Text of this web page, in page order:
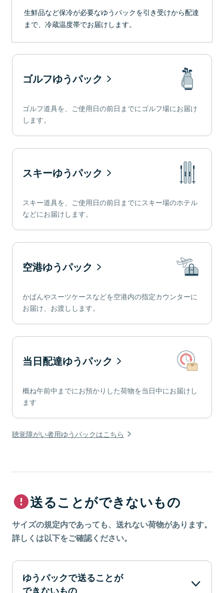
生鮮品など保冷が必要なゆうパックを引き受けから配達
まで、冷蔵温度帯でお届けします。
ゴルフゆうパック
ゴルフ道具を、ご使用日の前日までにゴルフ場にお届け
します。
スキーゆうパック
スキー道具を、ご使用日の前日までにスキー場のホテル
などにお届けします。
空港ゆうパック
かばんやスーツケースなどを空港内の指定カウンターに
お届け、お渡しします。
当日配達ゆうパック
概ね午前中までにお預かりした荷物を当日中にお届けし
ます
聴覚障がい者用ゆうパックはこちら
送ることができないもの
サイズの規定内であっても、送れない荷物があります。
詳しくは以下をご確認ください。
ゆうパックで送ることが
できないもの